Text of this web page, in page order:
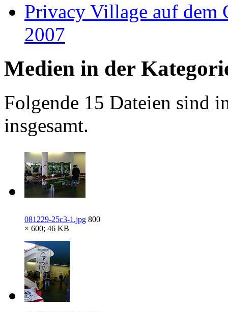
Privacy Village auf dem
2007
Medien in der
Folgende 15 Dateien sind
insgesamt.
081229-25c3-1.jpg 800
× 600; 46 KB